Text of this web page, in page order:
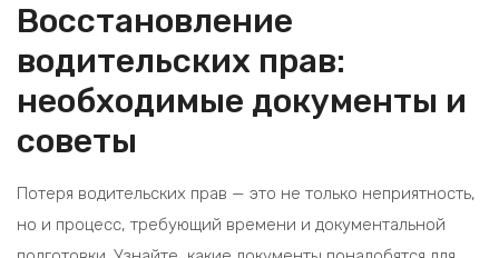
Восстановление
водительских прав:
необходимые документы и
советы
Потеря водительских прав — это не только неприятность,
но и процесс, требующий времени и документальной